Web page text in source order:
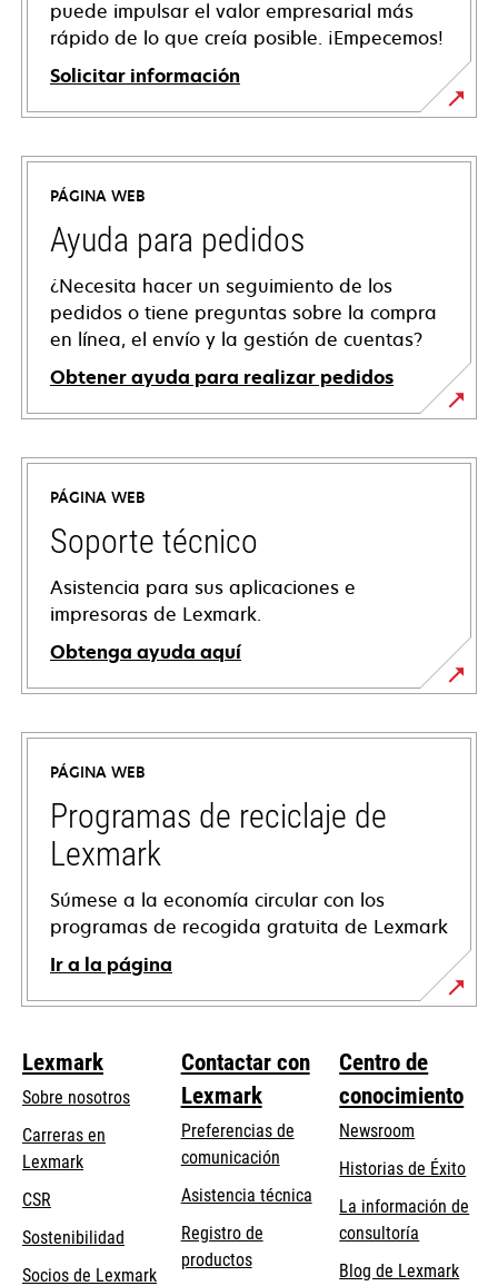
puede impulsar el valor empresarial más
rápido de lo que creía posible. ¡Empecemos!
Solicitar información
PÁGINA WEB
Ayuda para pedidos
¿Necesita hacer un seguimiento de los
pedidos o tiene preguntas sobre la compra
en línea, el envío y la gestión de cuentas?
Obtener ayuda para realizar pedidos
PÁGINA WEB
Soporte técnico
Asistencia para sus aplicaciones e
impresoras de Lexmark.
Obtenga ayuda aquí
se
abre
una
pestaña
nueva
PÁGINA WEB
Programas de reciclaje de
Lexmark
Súmese a la economía circular con los
programas de recogida gratuita de Lexmark
Ir a la página
Lexmark
Sobre nosotros
Carreras en
Lexmark
CSR
Sostenibilidad
Socios de Lexmark
Contactar con
Lexmark
Preferencias de
comunicación
se
abre
en
una
Asistencia técnicase
abre
Registro de
productos
Centro de
conocimiento
Newsroom
Historias de Éxito
La información de
consultoría
Blog de Lexmark